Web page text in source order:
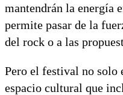
mantendrán la energía
permite pasar de la
del rock o a las
Pero el festival no solo
espacio cultural que